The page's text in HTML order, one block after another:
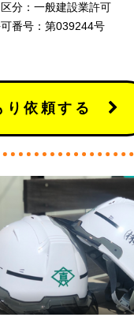
分：一般建設業許可
番号：第039244号
り依頼する